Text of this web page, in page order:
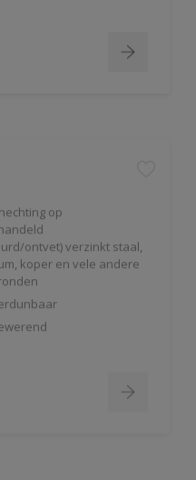
ontvet) verzinkt staal,
koper en vele andere